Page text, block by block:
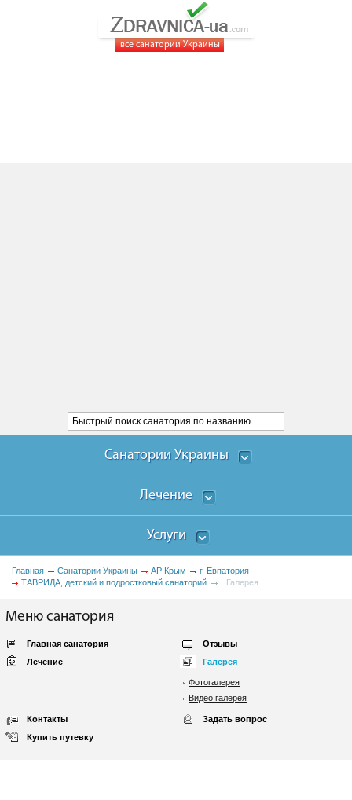
все санатории Украины
Санатории Украины
Лечение
Услуги
Главная Санатории Украины АР Крым
г. Евпатория
ТАВРИДА, детский и подростковый санаторий
Галерея
Меню санатория
Главная санатория
Отзывы
Лечение
Галерея
Фотогалерея
Видео галерея
Контакты
Задать вопрос
Купить путевку